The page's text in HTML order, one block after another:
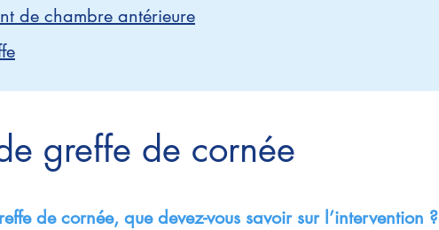
de chambre antérieure
greffe de cornée
de cornée, que devez-vous savoir sur l’intervention ?